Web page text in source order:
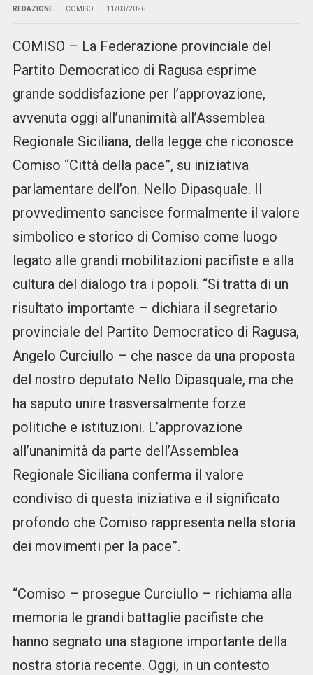
REDAZIONE COMISO 11/03/2026
COMISO – La Federazione provinciale del
Partito Democratico di Ragusa esprime
grande soddisfazione per l’approvazione,
avvenuta oggi all’unanimità all’Assemblea
Regionale Siciliana, della legge che riconosce
Comiso “Città della pace”, su iniziativa
parlamentare dell’on. Nello Dipasquale. Il
provvedimento sancisce formalmente il valore
simbolico e storico di Comiso come luogo
legato alle grandi mobilitazioni pacifiste e alla
cultura del dialogo tra i popoli. “Si tratta di un
risultato importante – dichiara il segretario
provinciale del Partito Democratico di Ragusa,
Angelo Curciullo – che nasce da una proposta
del nostro deputato Nello Dipasquale, ma che
ha saputo unire trasversalmente forze
politiche e istituzioni. L’approvazione
all’unanimità da parte dell’Assemblea
Regionale Siciliana conferma il valore
condiviso di questa iniziativa e il significato
profondo che Comiso rappresenta nella storia
dei movimenti per la pace”.
“Comiso – prosegue Curciullo – richiama alla
memoria le grandi battaglie pacifiste che
hanno segnato una stagione importante della
nostra storia recente. Oggi, in un contesto